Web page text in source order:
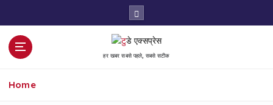
हर खबर सबसे पहले, सबसे सटीक
Home